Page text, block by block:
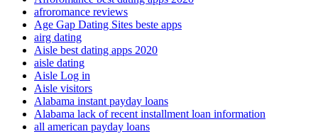
afroromance reviews
Age Gap Dating Sites beste apps
airg dating
Aisle best dating apps 2020
aisle dating
Aisle Log in
Aisle visitors
Alabama instant payday loans
Alabama lack of recent installment loan information
all american payday loans